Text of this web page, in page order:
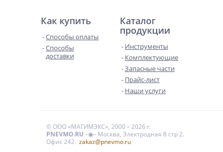
Как купить
Способы оплаты
Способы
доставки
Каталог
продукции
Инструменты
Комплектующие
Запасные части
Прайс-лист
Наши услуги
© ООО «МАГИМЭКС», 2000 – 2026 г.
PNEVMO.RU –◉– Москва, Электродная 8 стр 2.
Офис 242. zakaz@pnevmo.ru